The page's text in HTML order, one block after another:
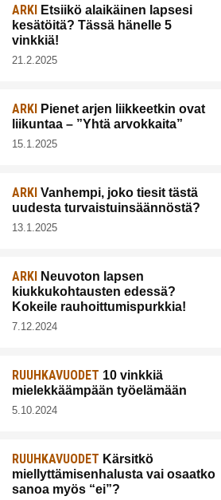
ARKI Etsiikö alaikäinen lapsesi
kesätöitä? Tässä hänelle 5
vinkkiä!
21.2.2025
ARKI Pienet arjen liikkeetkin ovat
liikuntaa – ”Yhtä arvokkaita”
15.1.2025
ARKI Vanhempi, joko tiesit tästä
uudesta turvaistuinsäännöstä?
13.1.2025
ARKI Neuvoton lapsen
kiukkukohtausten edessä?
Kokeile rauhoittumispurkkia!
7.12.2024
RUUHKAVUODET 10 vinkkiä
mielekkäämpään työelämään
5.10.2024
RUUHKAVUODET Kärsitkö
miellyttämisenhalusta vai osaatko
sanoa myös “ei”?